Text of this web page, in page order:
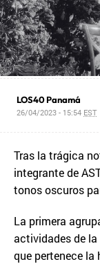
LOS40 Panamá
26/04/2023 - 15:54 EST
Tras la trágica
integrante de
tonos oscuros
La primera
actividades de la
que pertenece la